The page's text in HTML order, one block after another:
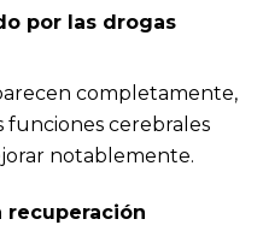
por las drogas
completamente,
funciones cerebrales
notablemente.
recuperación